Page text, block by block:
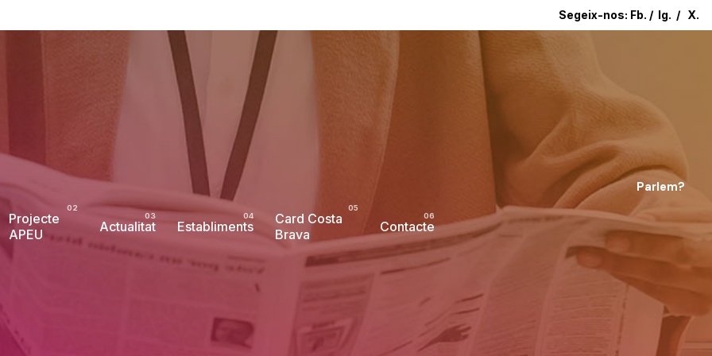
Segeix-nos: Fb. / Ig. / X.
Projecte
APEU
Actualitat Establiments
Card Costa
Brava
Contacte
Parlem?